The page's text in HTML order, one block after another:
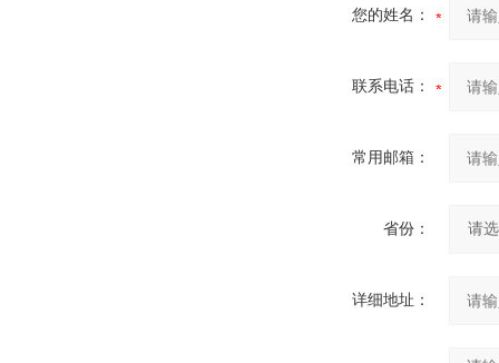
您的姓名：
联系电话：
常用邮箱：
省份：
详细地址：